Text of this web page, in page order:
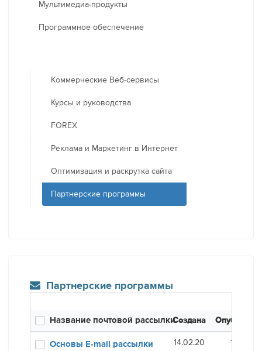
Мультимедиа-продукты
Программное обеспечение
Коммерческие Веб-сервисы
Курсы и руководства
FOREX
Реклама и Маркетинг в Интернет
Оптимизация и раскрутка сайта
Партнерские программы
Партнерские программы
Название почтовой рассылкиСоздана
Основы E-mail рассылки 14.02.20 16.01.21